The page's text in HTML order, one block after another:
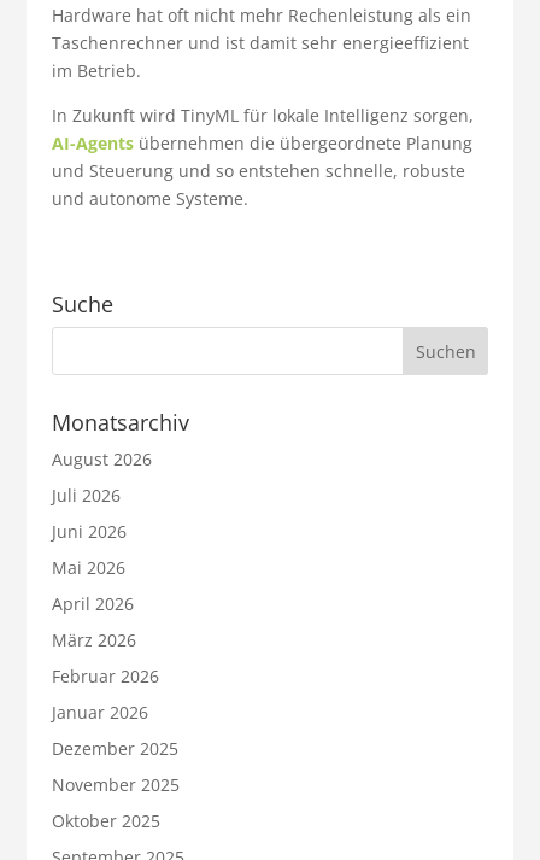
Hardware hat oft nicht mehr Rechenleistung als ein
Taschenrechner und ist damit sehr energieeffizient
im Betrieb.
In Zukunft wird TinyML für lokale Intelligenz sorgen,
AI-Agentsübernehmen die übergeordnete Planung
und Steuerung und so entstehen schnelle, robuste
und autonome Systeme.
Suche
Monatsarchiv
August 2026
Juli 2026
Juni 2026
Mai 2026
April 2026
März 2026
Februar 2026
Januar 2026
Dezember 2025
November 2025
Oktober 2025